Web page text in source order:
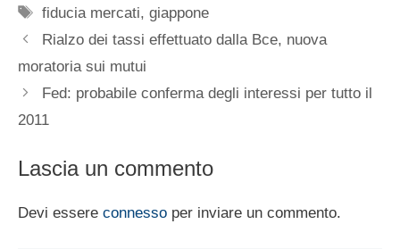
Tag
fiducia mercati,giappone
Rialzo dei tassi effettuato dalla Bce, nuova
moratoria sui mutui
Fed: probabile conferma degli interessi per tutto il
2011
Lascia un commento
Devi essere connesso per inviare un commento.